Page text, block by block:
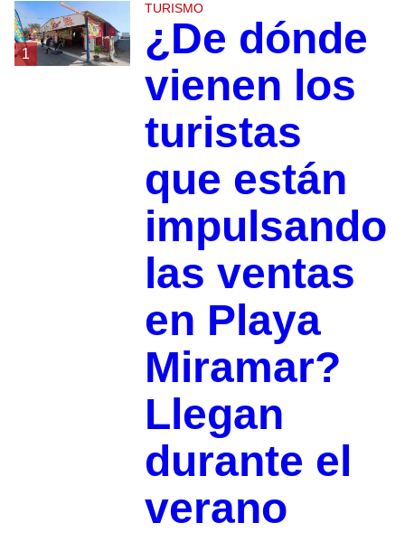
1
TURISMO
¿De dónde
vienen los
turistas
que están
impulsando
las ventas
en Playa
Miramar?
Llegan
durante el
verano